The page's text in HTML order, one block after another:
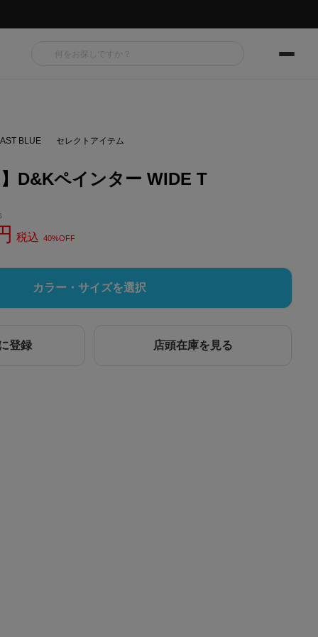
BLUE セレクトアイテム
D&Kペインター WIDE T
税込 40%OFF
カラー・サイズを選択
登録 店頭在庫を見る